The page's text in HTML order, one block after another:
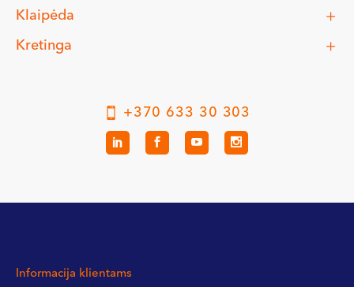
Klaipėda
Kretinga
+370 633 30 303
Informacija klientams